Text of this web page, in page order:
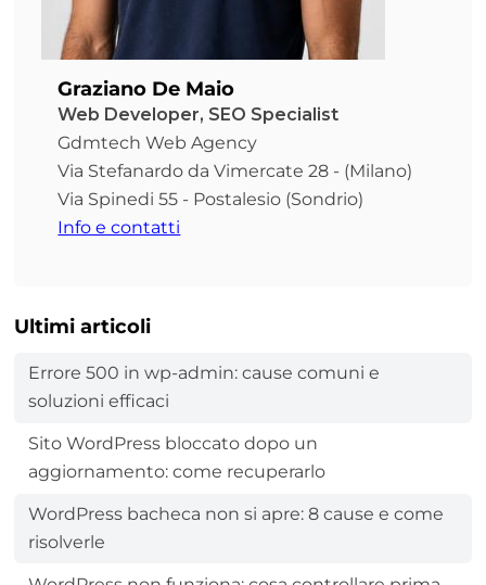
Graziano De Maio
Web Developer, SEO Specialist
Gdmtech Web Agency
Via Stefanardo da Vimercate 28 - (Milano)
Via Spinedi 55 - Postalesio (Sondrio)
Info e contatti
Ultimi articoli
Errore 500 in wp-admin: cause comuni e
soluzioni efficaci
Sito WordPress bloccato dopo un
aggiornamento: come recuperarlo
WordPress bacheca non si apre: 8 cause e come
risolverle